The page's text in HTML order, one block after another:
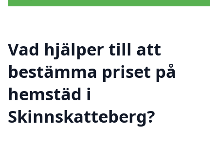
Vad hjälper till att
bestämma priset på
hemstäd i
Skinnskatteberg?